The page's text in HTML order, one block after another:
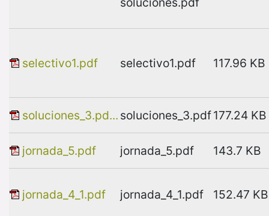
selectivo1.pdf selectivo1.pdf 117.96 KB
soluciones_3.pd... soluciones_3.pdf177.24 KB
jornada_5.pdf jornada_5.pdf 143.7 KB
jornada_4_1.pdf jornada_4_1.pdf 152.47 KB